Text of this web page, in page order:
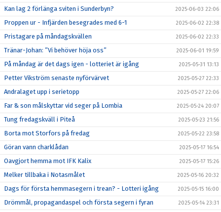
Kan lag 2 förlänga sviten i Sunderbyn? 2025-06-03 22:06
Proppen ur - Infjärden besegrades med 6-1 2025-06-02 22:38
Pristagare på måndagskvällen 2025-06-02 22:33
Tränar-Johan: ”Vi behöver höja oss” 2025-06-01 19:59
På måndag är det dags igen - lotteriet är igång 2025-05-31 13:13
Petter Vikström senaste nyförvärvet 2025-05-27 22:33
Andralaget upp i serietopp 2025-05-27 22:06
Far & son målskyttar vid seger på Lombia 2025-05-24 20:07
Tung fredagskväll i Piteå 2025-05-23 21:56
Borta mot Storfors på fredag 2025-05-22 23:58
Göran vann charklådan 2025-05-17 16:54
Oavgjort hemma mot IFK Kalix 2025-05-17 15:26
Melker tillbaka i Notasmålet 2025-05-16 20:32
Dags för första hemmasegern i trean? - Lotteri igång 2025-05-15 16:00
Drömmål, propagandaspel och första segern i fyran 2025-05-14 23:31